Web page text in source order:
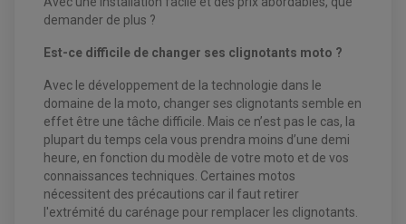
KIT RÉPARATION ÉTRIER DE FREIN
KIT RÉPARATION MAÎTRE CYLINDRE
HUILE ET PRODUIT D'ENTRETIEN
HUILE MOTEUR
PRODUIT D'ENTRETIEN
PARTIE CYCLE
ARAIGNÉE / SUPPORT CARÉNAGE
BULLE / PARE-BRISE
CÂBLE ACCÉLÉRATEUR
CABLE D'EMBRAYAGE
FILTRE A AIR
BOUGIE SCOOTER
PRODUIT D'ENTRETIEN
FILTRE A AIR K&N
HUILE ET LUBRIFIANTS SCOOTER
HUILE SCOOTER
PRODUIT D'ENTRETIEN SCOOTER
CHAÎNE A NEIGE QUAD-SSV
CHAÎNES A NEIGE
CLOUS / CRAMPON VISSABLE
JANTES QUAD ET SSV
KIT RÉPARATION PÉDALE DE FREIN
KIT RÉPARATION MAÎTRE CYLINDRE
KIT RÉPARATION ÉTRIER DE FREIN
ROULEMENT DE ROUE AVANT
ROULEMENT DE ROUE ARRIÈRE
ROULEMENT D'AMORTISSEUR
ROULEMENT COLONNE DE DIRECTION
ROULEMENT BRAS OSCILLANT
demander de plus ?
Est-ce difficile de changer ses clignotants moto ?
Avec le développement de la technologie dans le
domaine de la moto, changer ses clignotants semble en
effet être une tâche difficile. Mais ce n’est pas le cas, la
plupart du temps cela vous prendra moins d’une demi
heure, en fonction du modèle de votre moto et de vos
connaissances techniques. Certaines motos
nécessitent des précautions car il faut retirer
l'extrémité du carénage pour remplacer les clignotants.